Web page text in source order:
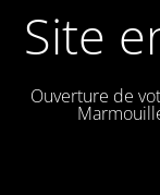
Site
Ouverture de